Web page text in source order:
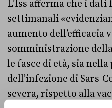
L’Iss afferma che i
settimanali «e
aumento dell’efficacia
somministrazione
le fasce di età, sia
dell’infezione di Sars-
severa, rispetto alla